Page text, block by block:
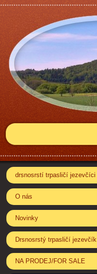
drsnosrstí trpasličí jezevčíci
O nás
Novinky
Drsnosrstý trpasličí jezevčík
NA PRODEJ/FOR SALE